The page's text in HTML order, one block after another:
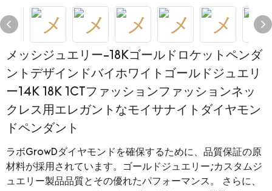
メッシジュエリー-18Kゴールドロケットペンダ
ントデザインドバイホワイトゴールドジュエリ
ー14K 18K 1CTファッションファッションネッ
クレス用エレガントなモイサナイトダイヤモン
ドペンダント
ラボGrowDダイヤモンドを確保するために、品質保証の原
材料が採用されています。ゴールドジュエリー;カスタムジ
ュエリー製品品質とその優れたパフォーマンス。 さらに、